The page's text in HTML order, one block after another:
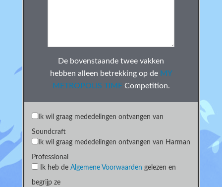
De bovenstaande twee vakken
hebben alleen betrekking op de MY
METROPOLIS TIMECompetition.
Ik wil graag mededelingen ontvangen van
Soundcraft
Ik wil graag mededelingen ontvangen van Harman
Professional
Ik heb de Algemene Voorwaarden gelezen en
begrijp ze